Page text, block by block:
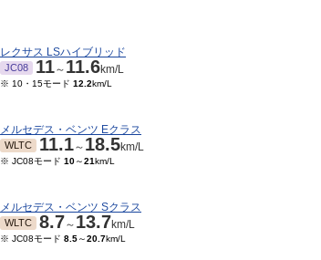
レクサス LSハイブリッド
JC08 11～ 11.6km/L
※ 10・15モード 12.2km/L
メルセデス・ベンツ Eクラス
WLTC 11.1～ 18.5km/L
※ JC08モード 10～21km/L
メルセデス・ベンツ Sクラス
WLTC 8.7～ 13.7km/L
※ JC08モード 8.5～20.7km/L